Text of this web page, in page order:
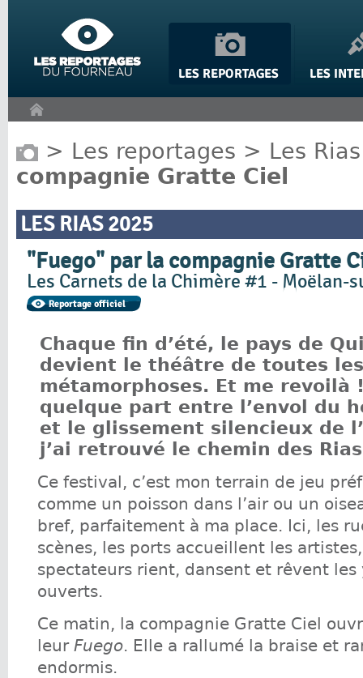
> Les reportages > Les Rias
compagnie Gratte Ciel
LES RIAS 2025
"Fuego" par la compagnie Gratte
Les Carnets de la Chimère #1 - Moëlan-
Chaque fin d’été, le pays de
devient le théâtre de toutes les
métamorphoses. Et me revoilà
quelque part entre l’envol du
et le glissement silencieux de
j’ai retrouvé le chemin des
Ce festival, c’est mon terrain de jeu
comme un poisson dans l’air ou un
bref, parfaitement à ma place. Ici, les
scènes, les ports accueillent les
spectateurs rient, dansent et rêvent les
ouverts.
Ce matin, la compagnie Gratte Ciel
leur Fuego. Elle a rallumé la braise et
endormis.